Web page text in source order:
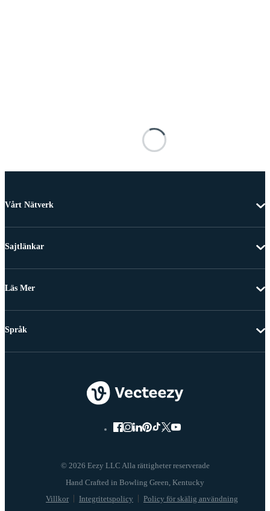
Vårt Nätverk
Sajtlänkar
Läs Mer
© 2026 Eezy LLC Alla rättigheter reserverade
Villkor Integritetspolicy Policy för skälig användning
Språk